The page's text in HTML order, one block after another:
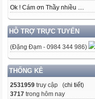
Ok ! Cám ơn Thầy nhiều ....
HỖ TRỢ TRỰC TUYẾN
(Đặng Đạm - 0984 344 986)
THỐNG KÊ
2531959 truy cập (chi tiết)
3717 trong hôm nay